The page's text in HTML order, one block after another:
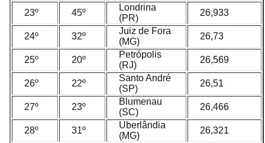
23º 45º
Londrina
(PR)
26,933
24º 32º
Juiz de Fora
(MG)
26,73
25º 20º
Petrópolis
(RJ)
26,569
26º 22º
Santo André
(SP)
26,51
27º 23º
Blumenau
(SC)
26,466
28º 31º
Uberlândia
(MG)
26,321